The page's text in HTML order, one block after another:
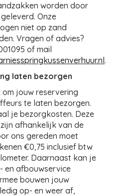
worden door
Onze
niet op zand
Vragen of advies?
of mail
.
laten bezorgen
om jouw reservering
te laten bezorgen.
je bezorgkosten. Deze
afhankelijk van de
ons gereden moet
€0,75 inclusief btw
Daarnaast kan je
en afbouwservice
bouwen jouw
op- en weer af,